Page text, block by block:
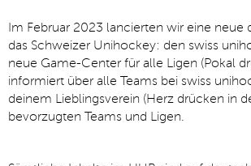
Im Februar 2023 lancierten wir eine neue
das Schweizer Unihockey: den swiss
neue Game-Center für alle Ligen (Pokal
informiert über alle Teams bei swiss
deinem Lieblingsverein (Herz drücken in
bevorzugten Teams und Ligen.